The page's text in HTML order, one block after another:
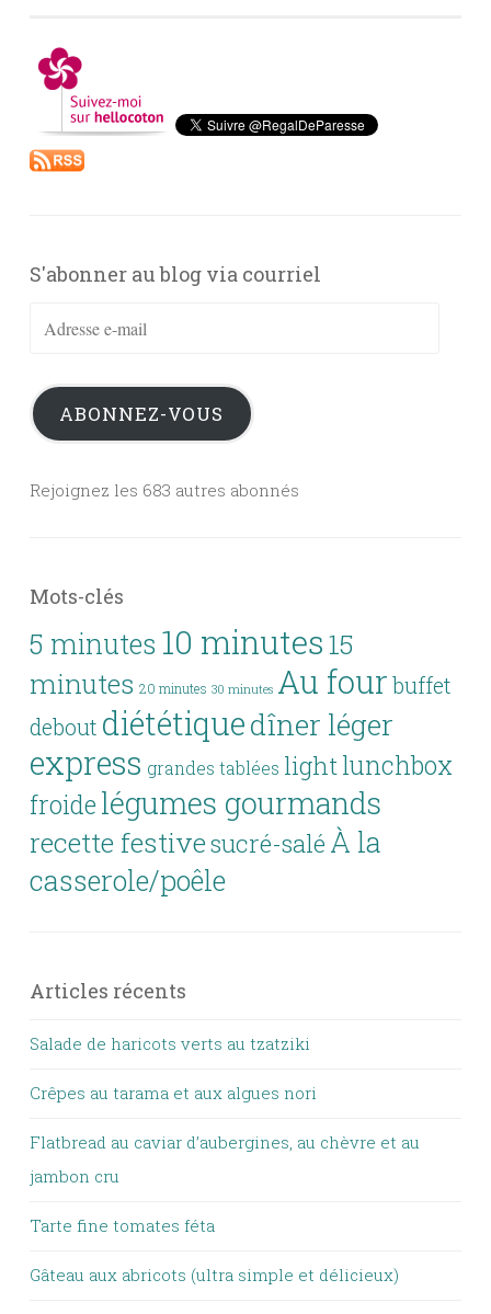
S'abonner au blog via courriel
Adresse
mail
ABONNEZ-VOUS
Rejoignez les 683 autres abonnés
Mots-clés
5 minutes 10 minutes15
minutes 20 minutes 30 minutes Au fourbuffet
debout diététiquedîner léger
express grandes tablées lightlunchbox
froide légumes gourmands
recette festivesucré-salé À la
casserole/poêle
Articles récents
Salade de haricots verts au tzatziki
Crêpes au tarama et aux algues nori
Flatbread au caviar d’aubergines, au chèvre et au
jambon cru
Tarte fine tomates féta
Gâteau aux abricots (ultra simple et délicieux)